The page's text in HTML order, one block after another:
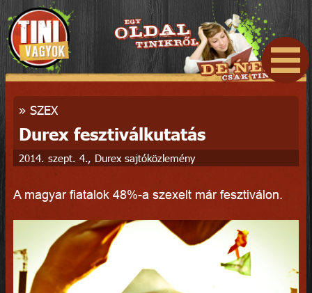
» SZEX
Durex fesztiválkutatás
2014. szept. 4., Durex sajtóközlemény
A magyar fiatalok 48%-a szexelt már fesztiválon.